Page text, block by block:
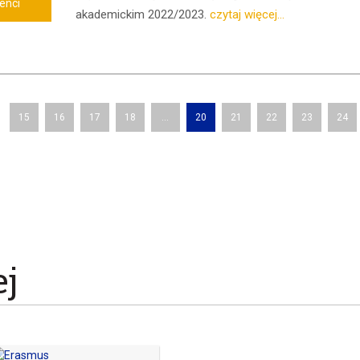
akademickim 2022/2023.czytaj więcej...
15 16 17 18 ... 20 21 22 23 24